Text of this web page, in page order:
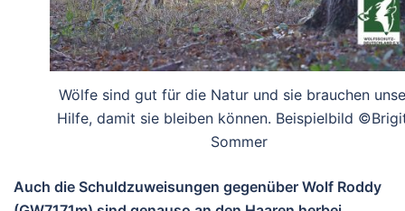
Wölfe sind gut für die Natur und sie brauchen
Hilfe, damit sie bleiben können. Beispielbild
Sommer
Auch die Schuldzuweisungen gegenüber Wolf Roddy